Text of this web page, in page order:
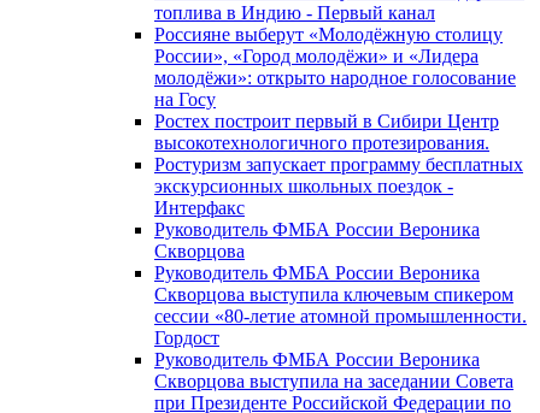
топлива в Индию - Первый канал
Россияне выберут «Молодёжную столицу
России», «Город молодёжи» и «Лидера
молодёжи»: открыто народное голосование
на Госу
Ростех построит первый в Сибири Центр
высокотехнологичного протезирования.
Ростуризм запускает программу бесплатных
экскурсионных школьных поездок -
Интерфакс
Руководитель ФМБА России Вероника
Скворцова
Руководитель ФМБА России Вероника
Скворцова выступила ключевым спикером
сессии «80-летие атомной промышленности.
Гордост
Руководитель ФМБА России Вероника
Скворцова выступила на заседании Совета
при Президенте Российской Федерации по